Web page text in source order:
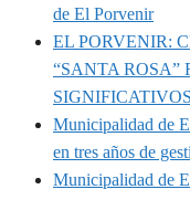
de El Porvenir
EL PORVENIR:
“SANTA ROSA”
Municipalidad de
en tres años de
Municipalidad de